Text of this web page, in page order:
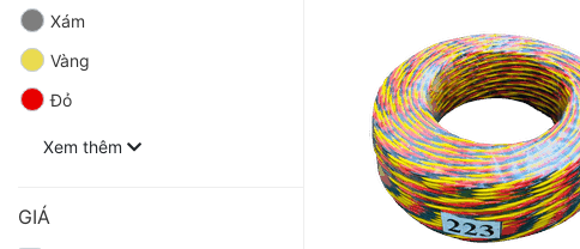
Xám
Vàng
Đỏ
Xem thêm
GIÁ